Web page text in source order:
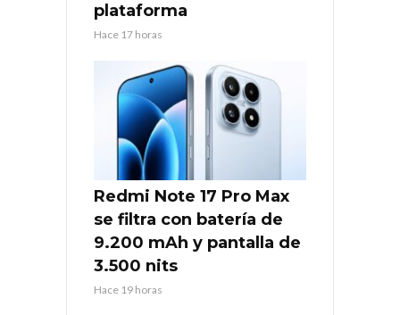
plataforma
Hace 17 horas
Redmi Note 17 Pro Max
se filtra con batería de
9.200 mAh y pantalla de
3.500 nits
Hace 19 horas